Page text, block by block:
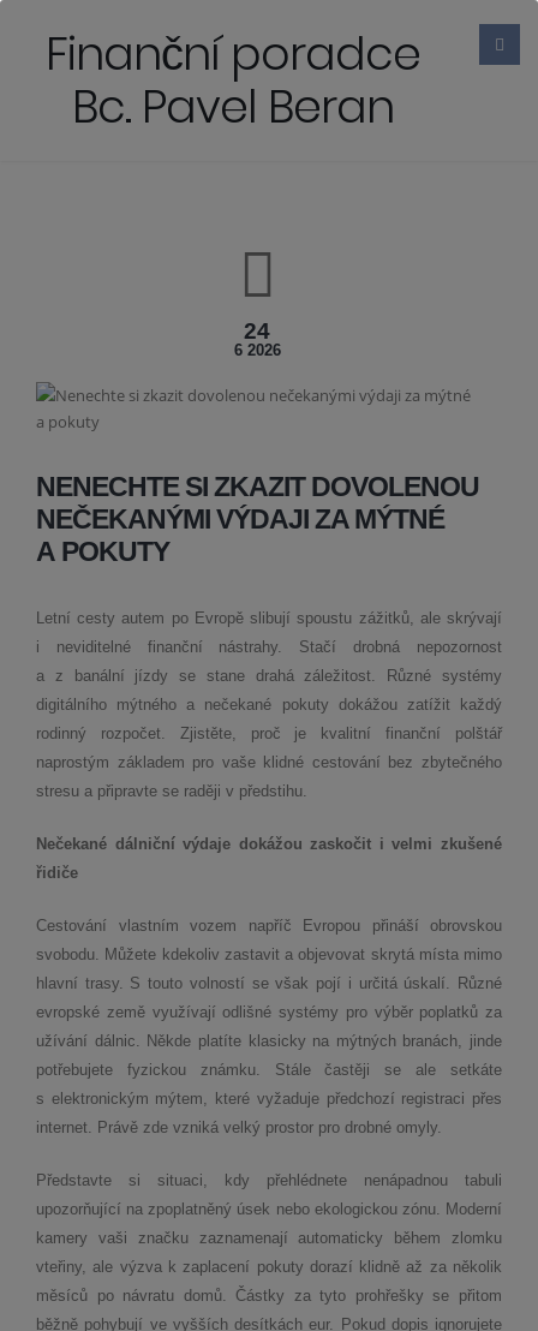
Finanční poradce
Bc. Pavel Beran
24
6 2026
NENECHTE SI ZKAZIT DOVOLENOU
NEČEKANÝMI VÝDAJI ZA MÝTNÉ
A POKUTY
Letní cesty autem po Evropě slibují spoustu zážitků, ale skrývají
i neviditelné finanční nástrahy. Stačí drobná nepozornost
a z banální jízdy se stane drahá záležitost. Různé systémy
digitálního mýtného a nečekané pokuty dokážou zatížit každý
rodinný rozpočet. Zjistěte, proč je kvalitní finanční polštář
naprostým základem pro vaše klidné cestování bez zbytečného
stresu a připravte se raději v předstihu.
Nečekané dálniční výdaje dokážou zaskočit i velmi zkušené
řidiče
Cestování vlastním vozem napříč Evropou přináší obrovskou
svobodu. Můžete kdekoliv zastavit a objevovat skrytá místa mimo
hlavní trasy. S touto volností se však pojí i určitá úskalí. Různé
evropské země využívají odlišné systémy pro výběr poplatků za
užívání dálnic. Někde platíte klasicky na mýtných branách, jinde
potřebujete fyzickou známku. Stále častěji se ale setkáte
s elektronickým mýtem, které vyžaduje předchozí registraci přes
internet. Právě zde vzniká velký prostor pro drobné omyly.
Představte si situaci, kdy přehlédnete nenápadnou tabuli
upozorňující na zpoplatněný úsek nebo ekologickou zónu. Moderní
kamery vaši značku zaznamenají automaticky během zlomku
vteřiny, ale výzva k zaplacení pokuty dorazí klidně až za několik
měsíců po návratu domů. Částky za tyto prohřešky se přitom
běžně pohybují ve vyšších desítkách eur. Pokud dopis ignorujete